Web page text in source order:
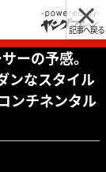
記事へ戻る
ーの予感。
ンなスタイル
ンチネンタル